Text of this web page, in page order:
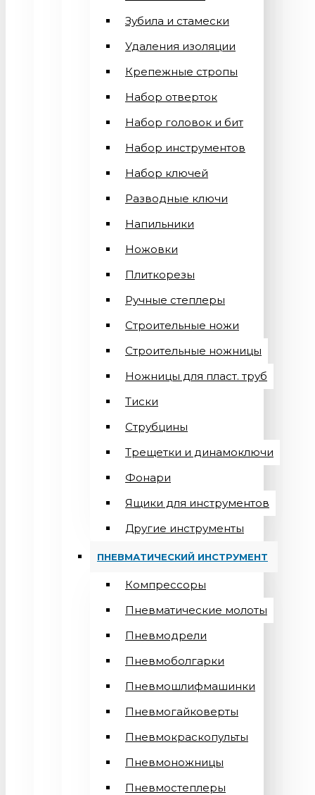
Зубила и стамески
Удаления изоляции
Крепежные стропы
Набор отверток
Набор головок и бит
Набор инструментов
Набор ключей
Разводные ключи
Напильники
Ножовки
Плиткорезы
Ручные степлеры
Строительные ножи
Строительные ножницы
Ножницы для пласт. труб
Тиски
Струбцины
Трещетки и динамоключи
Фонари
Ящики для инструментов
Другие инструменты
ПНЕВМАТИЧЕСКИЙ ИНСТРУМЕНТ
Компрессоры
Пневматические молоты
Пневмодрели
Пневмоболгарки
Пневмошлифмашинки
Пневмогайковерты
Пневмокраскопульты
Пневмоножницы
Пневмостеплеры